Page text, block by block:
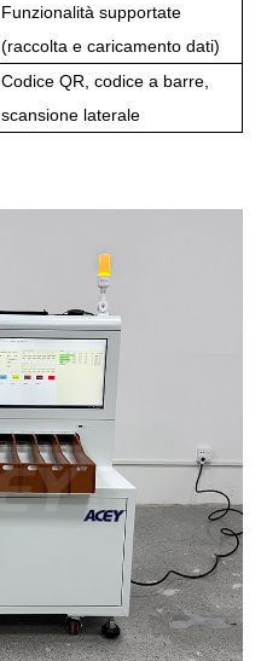
Funzionalità supportate
(raccolta e caricamento dati)
Codice QR, codice a barre,
scansione laterale